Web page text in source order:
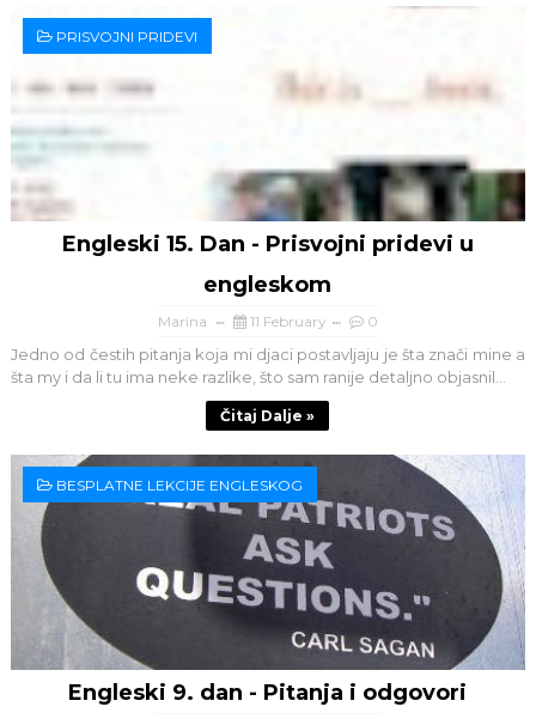
PRISVOJNI PRIDEVI
Engleski 15. Dan - Prisvojni pridevi u
engleskom
Marina 11 February 0
Jedno od čestih pitanja koja mi djaci postavljaju je šta znači mine a
šta my i da li tu ima neke razlike, što sam ranije detaljno objasnil...
Čitaj Dalje »
BESPLATNE LEKCIJE ENGLESKOG
Engleski 9. dan - Pitanja i odgovori